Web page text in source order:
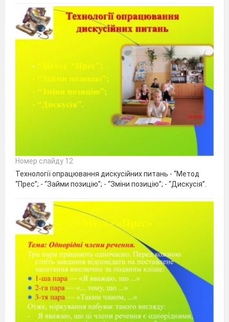
Номер слайду 12
Технології опрацювання дискусійних питань - “Метод
“Прес”; - “Займи позицію”; - “Зміни позицію”; - “Дискусія”.